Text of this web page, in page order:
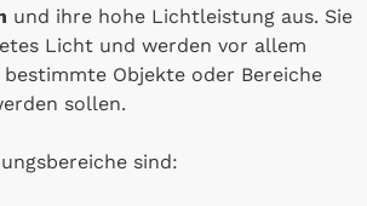
und ihre hohe Lichtleistung aus. Sie
Licht und werden vor allem
Objekte oder Bereiche
sollen.
sind: